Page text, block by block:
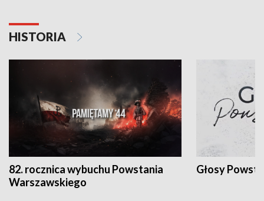
HISTORIA
82. rocznica wybuchu Powstania
Warszawskiego
Głosy